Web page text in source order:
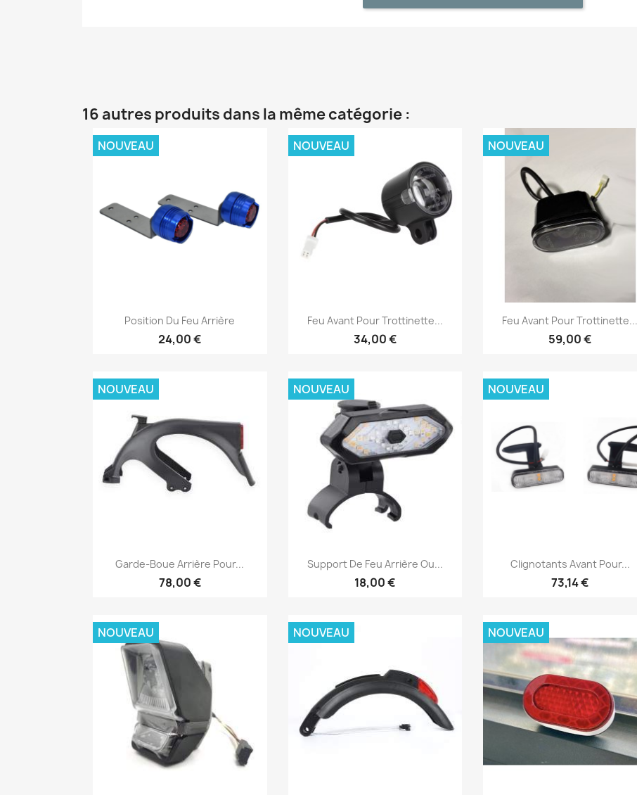
16 autres produits dans la même catégorie :
Aperçu rapide
Position Du Feu Arrière
24,00 €
NOUVEAU
Aperçu rapide
Feu Avant Pour Trottinette...
34,00 €
NOUVEAU
Aperçu rapide
Feu Avant Pour Trottinette...
59,00 €
NOUVEAU
Aperçu rapide
Garde-Boue Arrière Pour...
78,00 €
NOUVEAU
Aperçu rapide
Support De Feu Arrière Ou...
18,00 €
NOUVEAU
Aperçu rapide
Clignotants Avant Pour...
73,14 €
NOUVEAU
NOUVEAU NOUVEAU NOUVEAU